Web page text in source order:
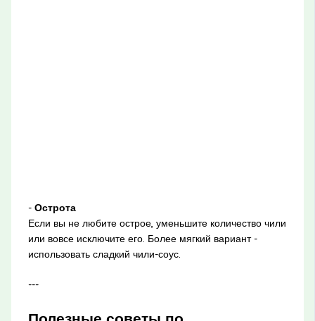
- Острота
Если вы не любите острое, уменьшите количество чили
или вовсе исключите его. Более мягкий вариант -
использовать сладкий чили-соус.
---